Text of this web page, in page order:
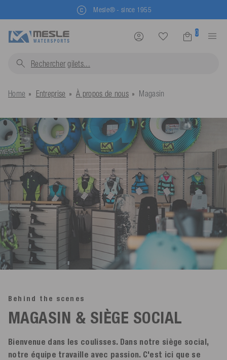
Livraison rapide en 2-3 jours
0
Rechercher wakeboards...
Home Entreprise À propos de nous Magasin
Behind the scenes
MAGASIN & SIÈGE SOCIAL
Bienvenue dans les coulisses. Dans notre siège social,
notre équipe travaille avec passion. C'est ici que se